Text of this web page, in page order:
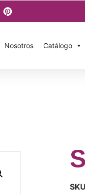
Nosotros Catálogo